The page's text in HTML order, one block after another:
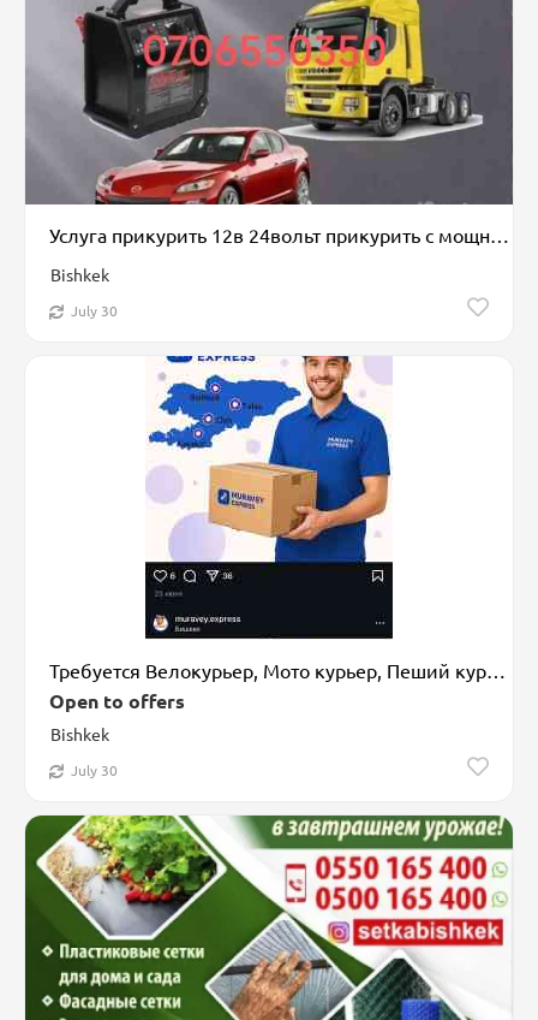
Bishkek
July 30
Требуется Велокурьер, Мото курьер, Пеший курьер Неполный рабочий день, Гибкий график
Bishkek
Open to offers
July 30